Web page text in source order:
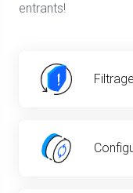
entrants!